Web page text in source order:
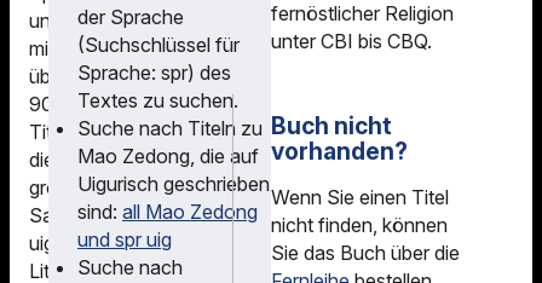
und
mit
über
9000
Titeln
die
größte
Sammlung
uigurischer
Literatur
in bestimmten
Sprachen oder aus
bestimmten Ländern
sind hier nicht möglich.
Eine Suche in
Orginalschrift
(Chinesisch, Japanisch,
Koreanisch, Kyrillisch)
ist in beiden Katalogen
der Sprache
(Suchschlüssel für
Sprache: spr) des
Textes zu suchen.
Suche nach Titeln zu
Mao Zedong, die auf
Uigurisch geschrieben
sind: all Mao Zedong
und spr uig
Suche nach
fernöstlicher Religion
unter CBI bis CBQ.
Buch nicht
vorhanden?
Wenn Sie einen Titel
nicht finden, können
Sie das Buch über die